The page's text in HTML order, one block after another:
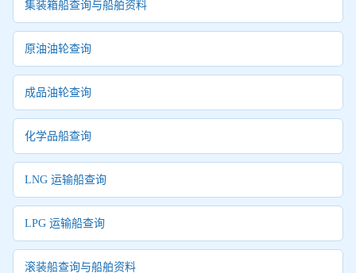
集装箱船查询与船舶资料
原油油轮查询
成品油轮查询
化学品船查询
LNG 运输船查询
LPG 运输船查询
滚装船查询与船舶资料